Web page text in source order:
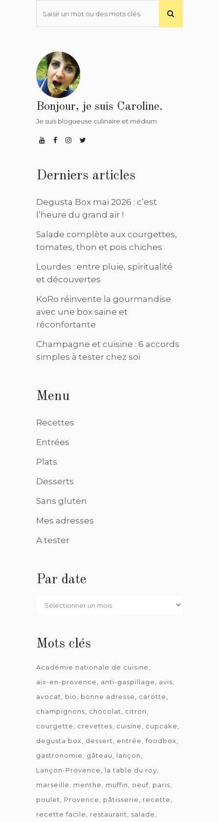
Bonjour, je suis Caroline.
Je suis blogueuse culinaire et médium.
Derniers articles
Degusta Box mai 2026 : c’est
l’heure du grand air !
Salade complète aux courgettes,
tomates, thon et pois chiches
Lourdes : entre pluie, spiritualité
et découvertes
KoRo réinvente la gourmandise
avec une box saine et
réconfortante
Champagne et cuisine : 6 accords
simples à tester chez soi
Menu
Recettes
Entrées
Plats
Desserts
Sans gluten
Mes adresses
A tester
Par date
Par
Mots clés
Académie nationale de cuisine
aix-en-provence
anti-gaspillage
avis
avocat
bio bonne adresse
carotte
champignons
chocolat
citron
courgette
crevettes cuisine
cupcake
degusta box
dessert entrée
foodbox
gastronomie
gâteau
lançon
Lançon-Provence
la table du roy
marseille
menthe muffin oeuf paris
poulet
Provence pâtisserie
recette
recette facile
restaurant
salade